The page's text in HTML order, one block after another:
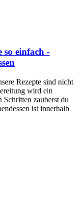
so einfach -
Rezepte sind nicht
wird ein
zauberst du
ist innerhalb